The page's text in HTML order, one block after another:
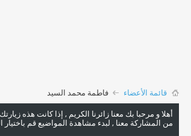
قائمة الأعضاء
فاطمة محمد السيد
أهلا و مرحبا بك معنا زائرنا الكريم , إذا كانت هذه
من المشاركة معنا , لبدء مشاهدة المواضيع قم باختيار